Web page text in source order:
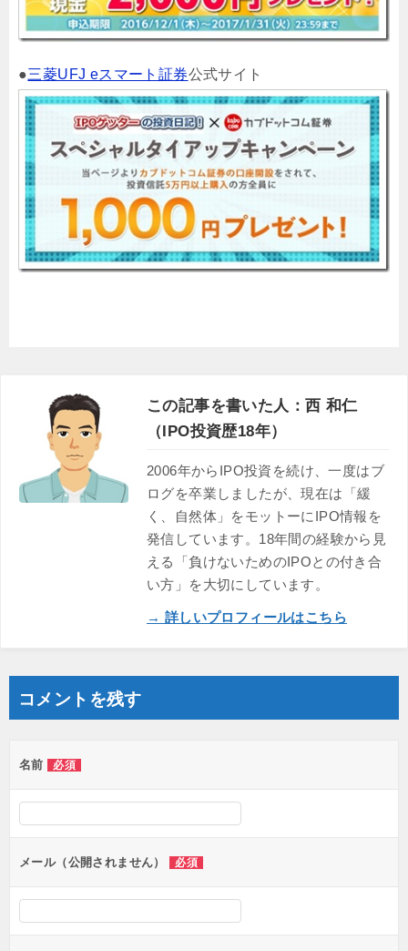
●三菱UFJ eスマート証券公式サイト
この記事を書いた人：西 和仁
（IPO投資歴18年）
2006年からIPO投資を続け、一度はブ
ログを卒業しましたが、現在は「緩
く、自然体」をモットーにIPO情報を
発信しています。18年間の経験から見
える「負けないためのIPOとの付き合
い方」を大切にしています。
→ 詳しいプロフィールはこちら
コメントを残す
名前 必須
メール（公開されません） 必須